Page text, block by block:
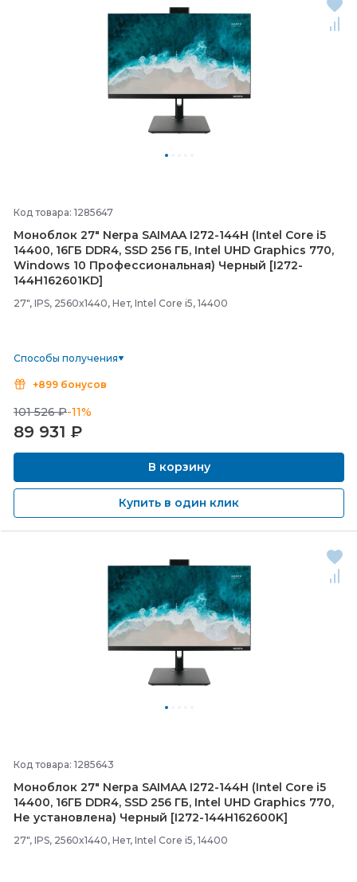
Код товара: 1285647
Моноблок 27" Nerpa SAIMAA I272-144H (Intel Core i5
14400, 16ГБ DDR4, SSD 256 ГБ, Intel UHD Graphics 770,
Windows 10 Профессиональная) Черный [I272-
144H162601KD]
27", IPS, 2560x1440, Нет, Intel Core i5, 14400
Способы получения
+899 бонусов
101 526 ₽-11%
89 931 ₽
В корзину
Купить в один клик
Код товара: 1285643
Моноблок 27" Nerpa SAIMAA I272-144H (Intel Core i5
14400, 16ГБ DDR4, SSD 256 ГБ, Intel UHD Graphics 770,
Не установлена) Черный [I272-144H162600K]
27", IPS, 2560x1440, Нет, Intel Core i5, 14400